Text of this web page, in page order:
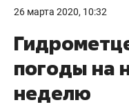
26 марта 2020, 10:32
погоды на
неделю